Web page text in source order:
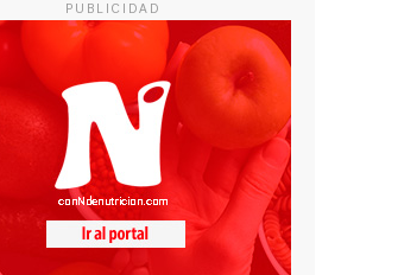
PUBLICIDAD